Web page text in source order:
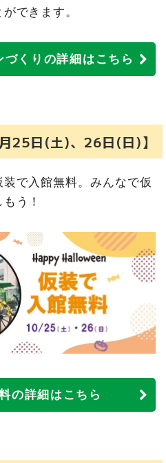
できます。
くりの詳細はこちら
25日(土)、26日(日)】
で入館無料。みんなで仮
う！
の詳細はこちら